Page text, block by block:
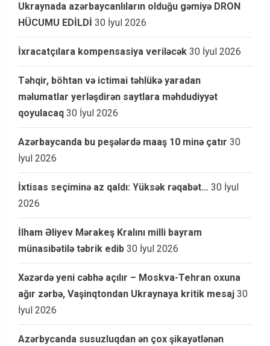
Ukraynada azərbaycanlıların olduğu gəmiyə DRON
HÜCUMU EDİLDİ 30 İyul 2026
İxracatçılara kompensasiya veriləcək 30 İyul 2026
Təhqir, böhtan və ictimai təhlükə yaradan
məlumatlar yerləşdirən saytlara məhdudiyyət
qoyulacaq 30 İyul 2026
Azərbaycanda bu peşələrdə maaş 10 minə çatır 30
İyul 2026
İxtisas seçiminə az qaldı: Yüksək rəqabət… 30 İyul
2026
İlham Əliyev Mərakeş Kralını milli bayram
münasibətilə təbrik edib 30 İyul 2026
Xəzərdə yeni cəbhə açılır – Moskva-Tehran oxuna
ağır zərbə, Vaşinqtondan Ukraynaya kritik mesaj 30
İyul 2026
Azərbycanda susuzluqdan ən çox şikayətlənən